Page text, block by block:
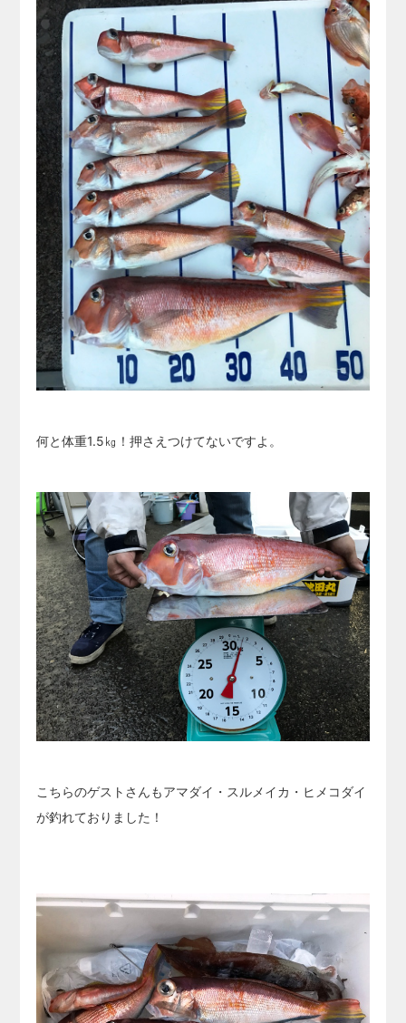
何と体重1.5㎏！押さえつけてないですよ。
こちらのゲストさんもアマダイ・スルメイカ・ヒメコダイ
が釣れておりました！